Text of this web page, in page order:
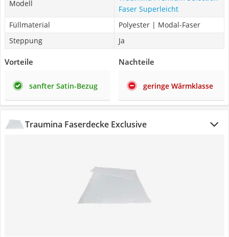
Modell
Faser Superleicht
Füllmaterial
Polyester | Modal-Faser
Steppung
Ja
Vorteile
sanfter Satin-Bezug
Nachteile
geringe Wärmklasse
Traumina Faserdecke Exclusive